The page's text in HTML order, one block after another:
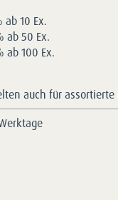
ab 10 Ex.
ab 50 Ex.
ab 100 Ex.
auch für assortierte